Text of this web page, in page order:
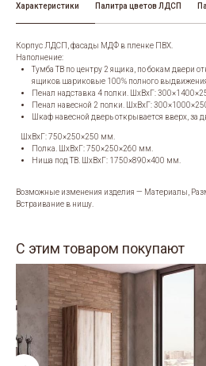
Характеристики Палитра цветов ЛДСП
Корпус ЛДСП, фасады МДФ в пленке ПВХ.
Наполнение:
Тумба ТВ по центру 2 ящика, по бокам двери
ящиков шариковые 100% полного
Пенал надставка 4 полки. ШхВхГ:
Пенал навесной 2 полки. ШхВхГ:
Шкаф навесной дверь открывается вверх, за
ШхВхГ: 750×250×250 мм.
Полка. ШхВхГ: 750×250×260 мм.
Ниша под ТВ. ШхВхГ: 1750×890×400 мм.
Возможные изменения изделия — Материалы,
Встраивание в нишу.
С этим товаром покупают